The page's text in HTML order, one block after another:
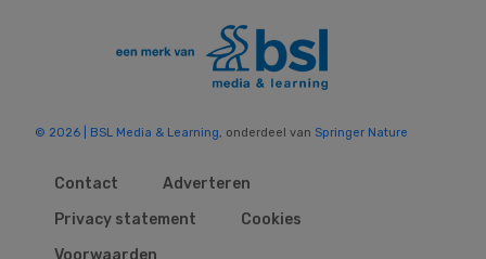
© 2026 | BSL Media & Learning , onderdeel van Springer Nature
Contact
Adverteren
Privacy statement
Cookies
Voorwaarden